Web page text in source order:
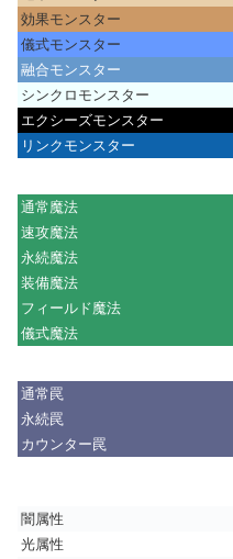
効果モンスター
儀式モンスター
融合モンスター
シンクロモンスター
エクシーズモンスター
リンクモンスター
通常魔法
速攻魔法
永続魔法
装備魔法
フィールド魔法
儀式魔法
通常罠
永続罠
カウンター罠
闇属性
光属性